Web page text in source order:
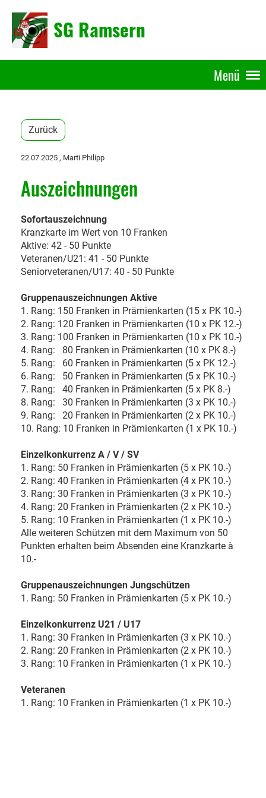
SG Ramsern
Menü
Zurück
22.07.2025 , Marti Philipp
Auszeichnungen
Sofortauszeichnung
Kranzkarte im Wert von 10 Franken
Aktive: 42 - 50 Punkte
Veteranen/U21: 41 - 50 Punkte
Seniorveteranen/U17: 40 - 50 Punkte
Gruppenauszeichnungen Aktive
1. Rang: 150 Franken in Prämienkarten (15 x PK 10.-)
2. Rang: 120 Franken in Prämienkarten (10 x PK 12.-)
3. Rang: 100 Franken in Prämienkarten (10 x PK 10.-)
4. Rang: 80 Franken in Prämienkarten (10 x PK 8.-)
5. Rang: 60 Franken in Prämienkarten (5 x PK 12.-)
6. Rang: 50 Franken in Prämienkarten (5 x PK 10.-)
7. Rang: 40 Franken in Prämienkarten (5 x PK 8.-)
8. Rang: 30 Franken in Prämienkarten (3 x PK 10.-)
9. Rang: 20 Franken in Prämienkarten (2 x PK 10.-)
10. Rang: 10 Franken in Prämienkarten (1 x PK 10.-)
Einzelkonkurrenz A / V / SV
1. Rang: 50 Franken in Prämienkarten (5 x PK 10.-)
2. Rang: 40 Franken in Prämienkarten (4 x PK 10.-)
3. Rang: 30 Franken in Prämienkarten (3 x PK 10.-)
4. Rang: 20 Franken in Prämienkarten (2 x PK 10.-)
5. Rang: 10 Franken in Prämienkarten (1 x PK 10.-)
Alle weiteren Schützen mit dem Maximum von 50
Punkten erhalten beim Absenden eine Kranzkarte à
10.-
Gruppenauszeichnungen Jungschützen
1. Rang: 50 Franken in Prämienkarten (5 x PK 10.-)
Einzelkonkurrenz U21 / U17
1. Rang: 30 Franken in Prämienkarten (3 x PK 10.-)
2. Rang: 20 Franken in Prämienkarten (2 x PK 10.-)
3. Rang: 10 Franken in Prämienkarten (1 x PK 10.-)
Veteranen
1. Rang: 10 Franken in Prämienkarten (1 x PK 10.-)